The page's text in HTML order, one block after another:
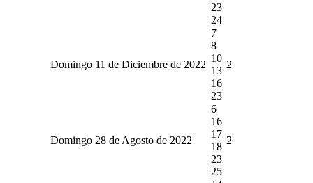
23
24
Domingo 11 de Diciembre de 2022
7
8
10
13
16
23
2
Domingo 28 de Agosto de 2022
6
16
17
18
23
25
2